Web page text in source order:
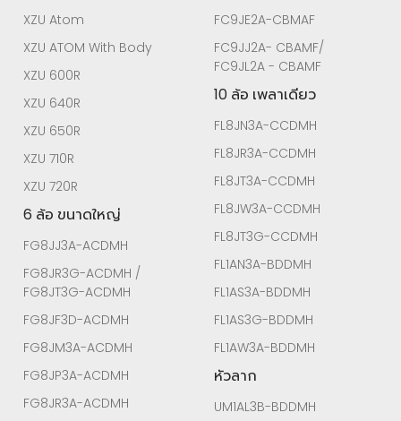
XZU Atom
XZU ATOM With Body
XZU 600R
XZU 640R
XZU 650R
XZU 710R
XZU 720R
6 ล้อ ขนาดใหญ่
FG8JJ3A-ACDMH
FG8JR3G-ACDMH /
FG8JT3G-ACDMH
FG8JF3D-ACDMH
FG8JM3A-ACDMH
FG8JP3A-ACDMH
FG8JR3A-ACDMH
FC9JE2A-CBMAF
FC9JJ2A- CBAMF/
FC9JL2A - CBAMF
10 ล้อ เพลาเดียว
FL8JN3A-CCDMH
FL8JR3A-CCDMH
FL8JT3A-CCDMH
FL8JW3A-CCDMH
FL8JT3G-CCDMH
FL1AN3A-BDDMH
FL1AS3A-BDDMH
FL1AS3G-BDDMH
FL1AW3A-BDDMH
หัวลาก
UM1AL3B-BDDMH